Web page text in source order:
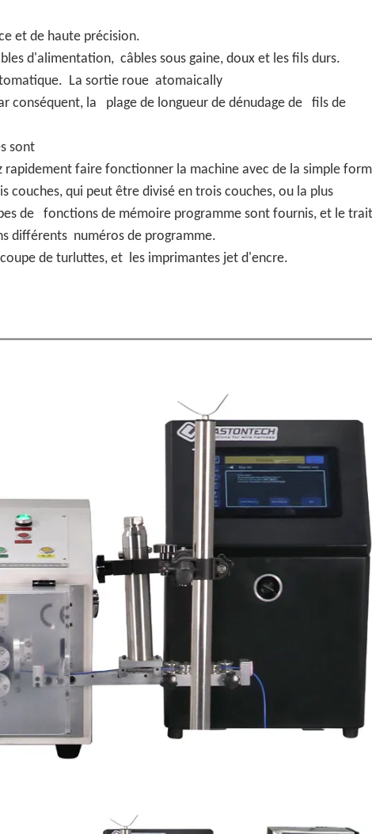
et de haute précision.
d'alimentation, câbles sous gaine, doux et les fils durs.
La sortie roue atomaically
conséquent, la plage de longueur de dénudage de fils de
sont
faire fonctionner la machine avec de la simple
qui peut être divisé en trois couches, ou la plus
de fonctions de mémoire programme sont fournis, et le
différents numéros de programme.
de turluttes, et les imprimantes jet d'encre.